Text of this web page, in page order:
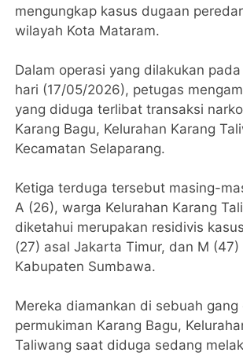
mengungkap kasus dugaan
wilayah Kota Mataram.
Dalam operasi yang dilakukan
hari (17/05/2026), petugas
yang diduga terlibat transaksi
Karang Bagu, Kelurahan Karang
Kecamatan Selaparang.
‎Ketiga terduga tersebut masing-
A (26), warga Kelurahan Karang
diketahui merupakan residivis
(27) asal Jakarta Timur, dan M (47)
Kabupaten Sumbawa.
‎Mereka diamankan di sebuah gang
permukiman Karang Bagu,
Taliwang saat diduga sedang